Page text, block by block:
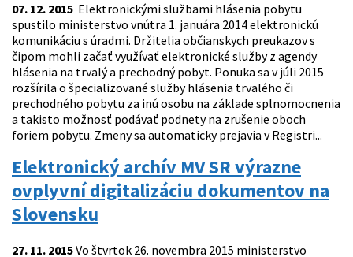
07. 12. 2015 Elektronickými službami hlásenia pobytu
spustilo ministerstvo vnútra 1. januára 2014 elektronickú
komunikáciu s úradmi. Držitelia občianskych preukazov s
čipom mohli začať využívať elektronické služby z agendy
hlásenia na trvalý a prechodný pobyt. Ponuka sa v júli 2015
rozšírila o špecializované služby hlásenia trvalého či
prechodného pobytu za inú osobu na základe splnomocnenia
a takisto možnosť podávať podnety na zrušenie oboch
foriem pobytu. Zmeny sa automaticky prejavia v Registri...
Elektronický archív MV SR výrazne
ovplyvní digitalizáciu dokumentov na
Slovensku
27. 11. 2015Vo štvrtok 26. novembra 2015 ministerstvo